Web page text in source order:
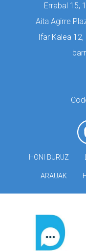
Errabal 15,
Aita Agirre
Ifar Kalea 12,
HONI BURUZ
ARAUAK